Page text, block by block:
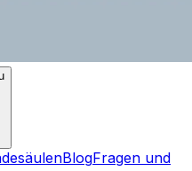
BlogFragen und